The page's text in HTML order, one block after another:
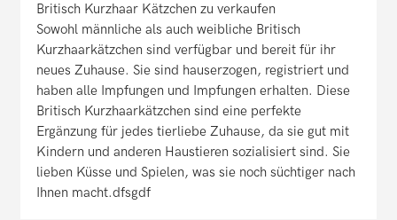
Britisch Kurzhaar Kätzchen zu verkaufen
Sowohl männliche als auch weibliche Britisch
Kurzhaarkätzchen sind verfügbar und bereit für ihr
neues Zuhause. Sie sind hauserzogen, registriert und
haben alle Impfungen und Impfungen erhalten. Diese
Britisch Kurzhaarkätzchen sind eine perfekte
Ergänzung für jedes tierliebe Zuhause, da sie gut mit
Kindern und anderen Haustieren sozialisiert sind. Sie
lieben Küsse und Spielen, was sie noch süchtiger nach
Ihnen macht.dfsgdf